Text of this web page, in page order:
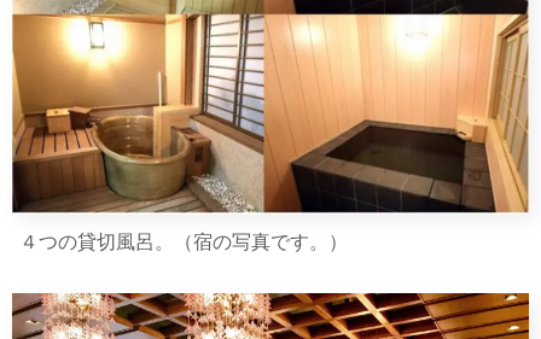
４つの貸切風呂。（宿の写真です。）